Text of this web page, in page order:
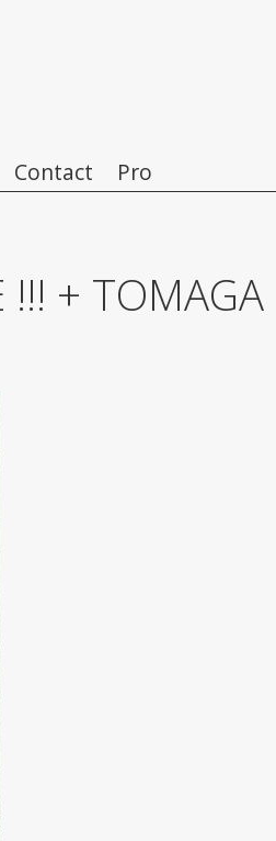
Contact Pro
!!! + TOMAGA